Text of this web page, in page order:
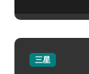
三星